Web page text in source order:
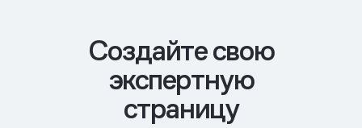
Cоздайте свою
экспертную
страницу